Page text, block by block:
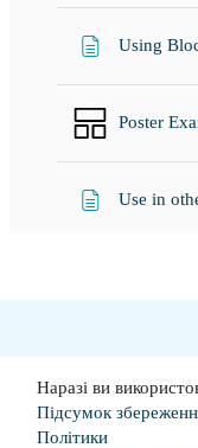
Using
Poster
Use in
Наразі ви
Підсумок
Політики